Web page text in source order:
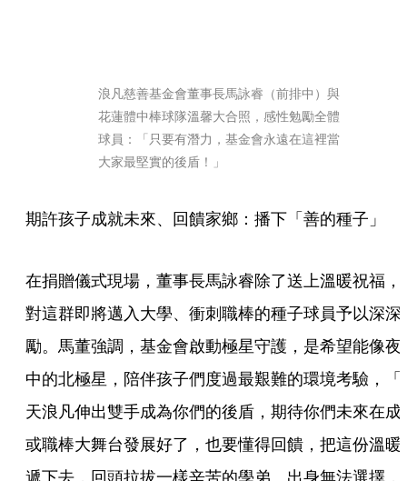
浪凡慈善基金會董事長馬詠睿（前排中）與
花蓮體中棒球隊溫馨大合照，感性勉勵全體
球員：「只要有潛力，基金會永遠在這裡當
大家最堅實的後盾！」
期許孩子成就未來、回饋家鄉：播下「善的種子」
在捐贈儀式現場，董事長馬詠睿除了送上溫暖祝福，
對這群即將邁入大學、衝刺職棒的種子球員予以深深
勵。馬董強調，基金會啟動極星守護，是希望能像夜
中的北極星，陪伴孩子們度過最艱難的環境考驗，「
天浪凡伸出雙手成為你們的後盾，期待你們未來在成
或職棒大舞台發展好了，也要懂得回饋，把這份溫暖
遞下去，回頭拉拔一樣辛苦的學弟。出身無法選擇，